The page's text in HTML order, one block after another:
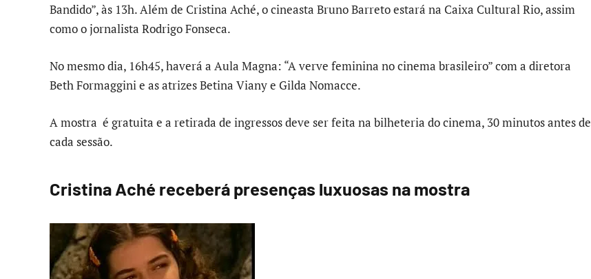
Bandido”, às 13h. Além de Cristina Aché, o cineasta Bruno Barreto estará na Caixa Cultural Rio, assim
como o jornalista Rodrigo Fonseca.
No mesmo dia, 16h45, haverá a Aula Magna: “A verve feminina no cinema brasileiro” com a diretora
Beth Formaggini e as atrizes Betina Viany e Gilda Nomacce.
A mostra é gratuita e a retirada de ingressos deve ser feita na bilheteria do cinema, 30 minutos antes de
cada sessão.
Cristina Aché receberá presenças luxuosas na mostra